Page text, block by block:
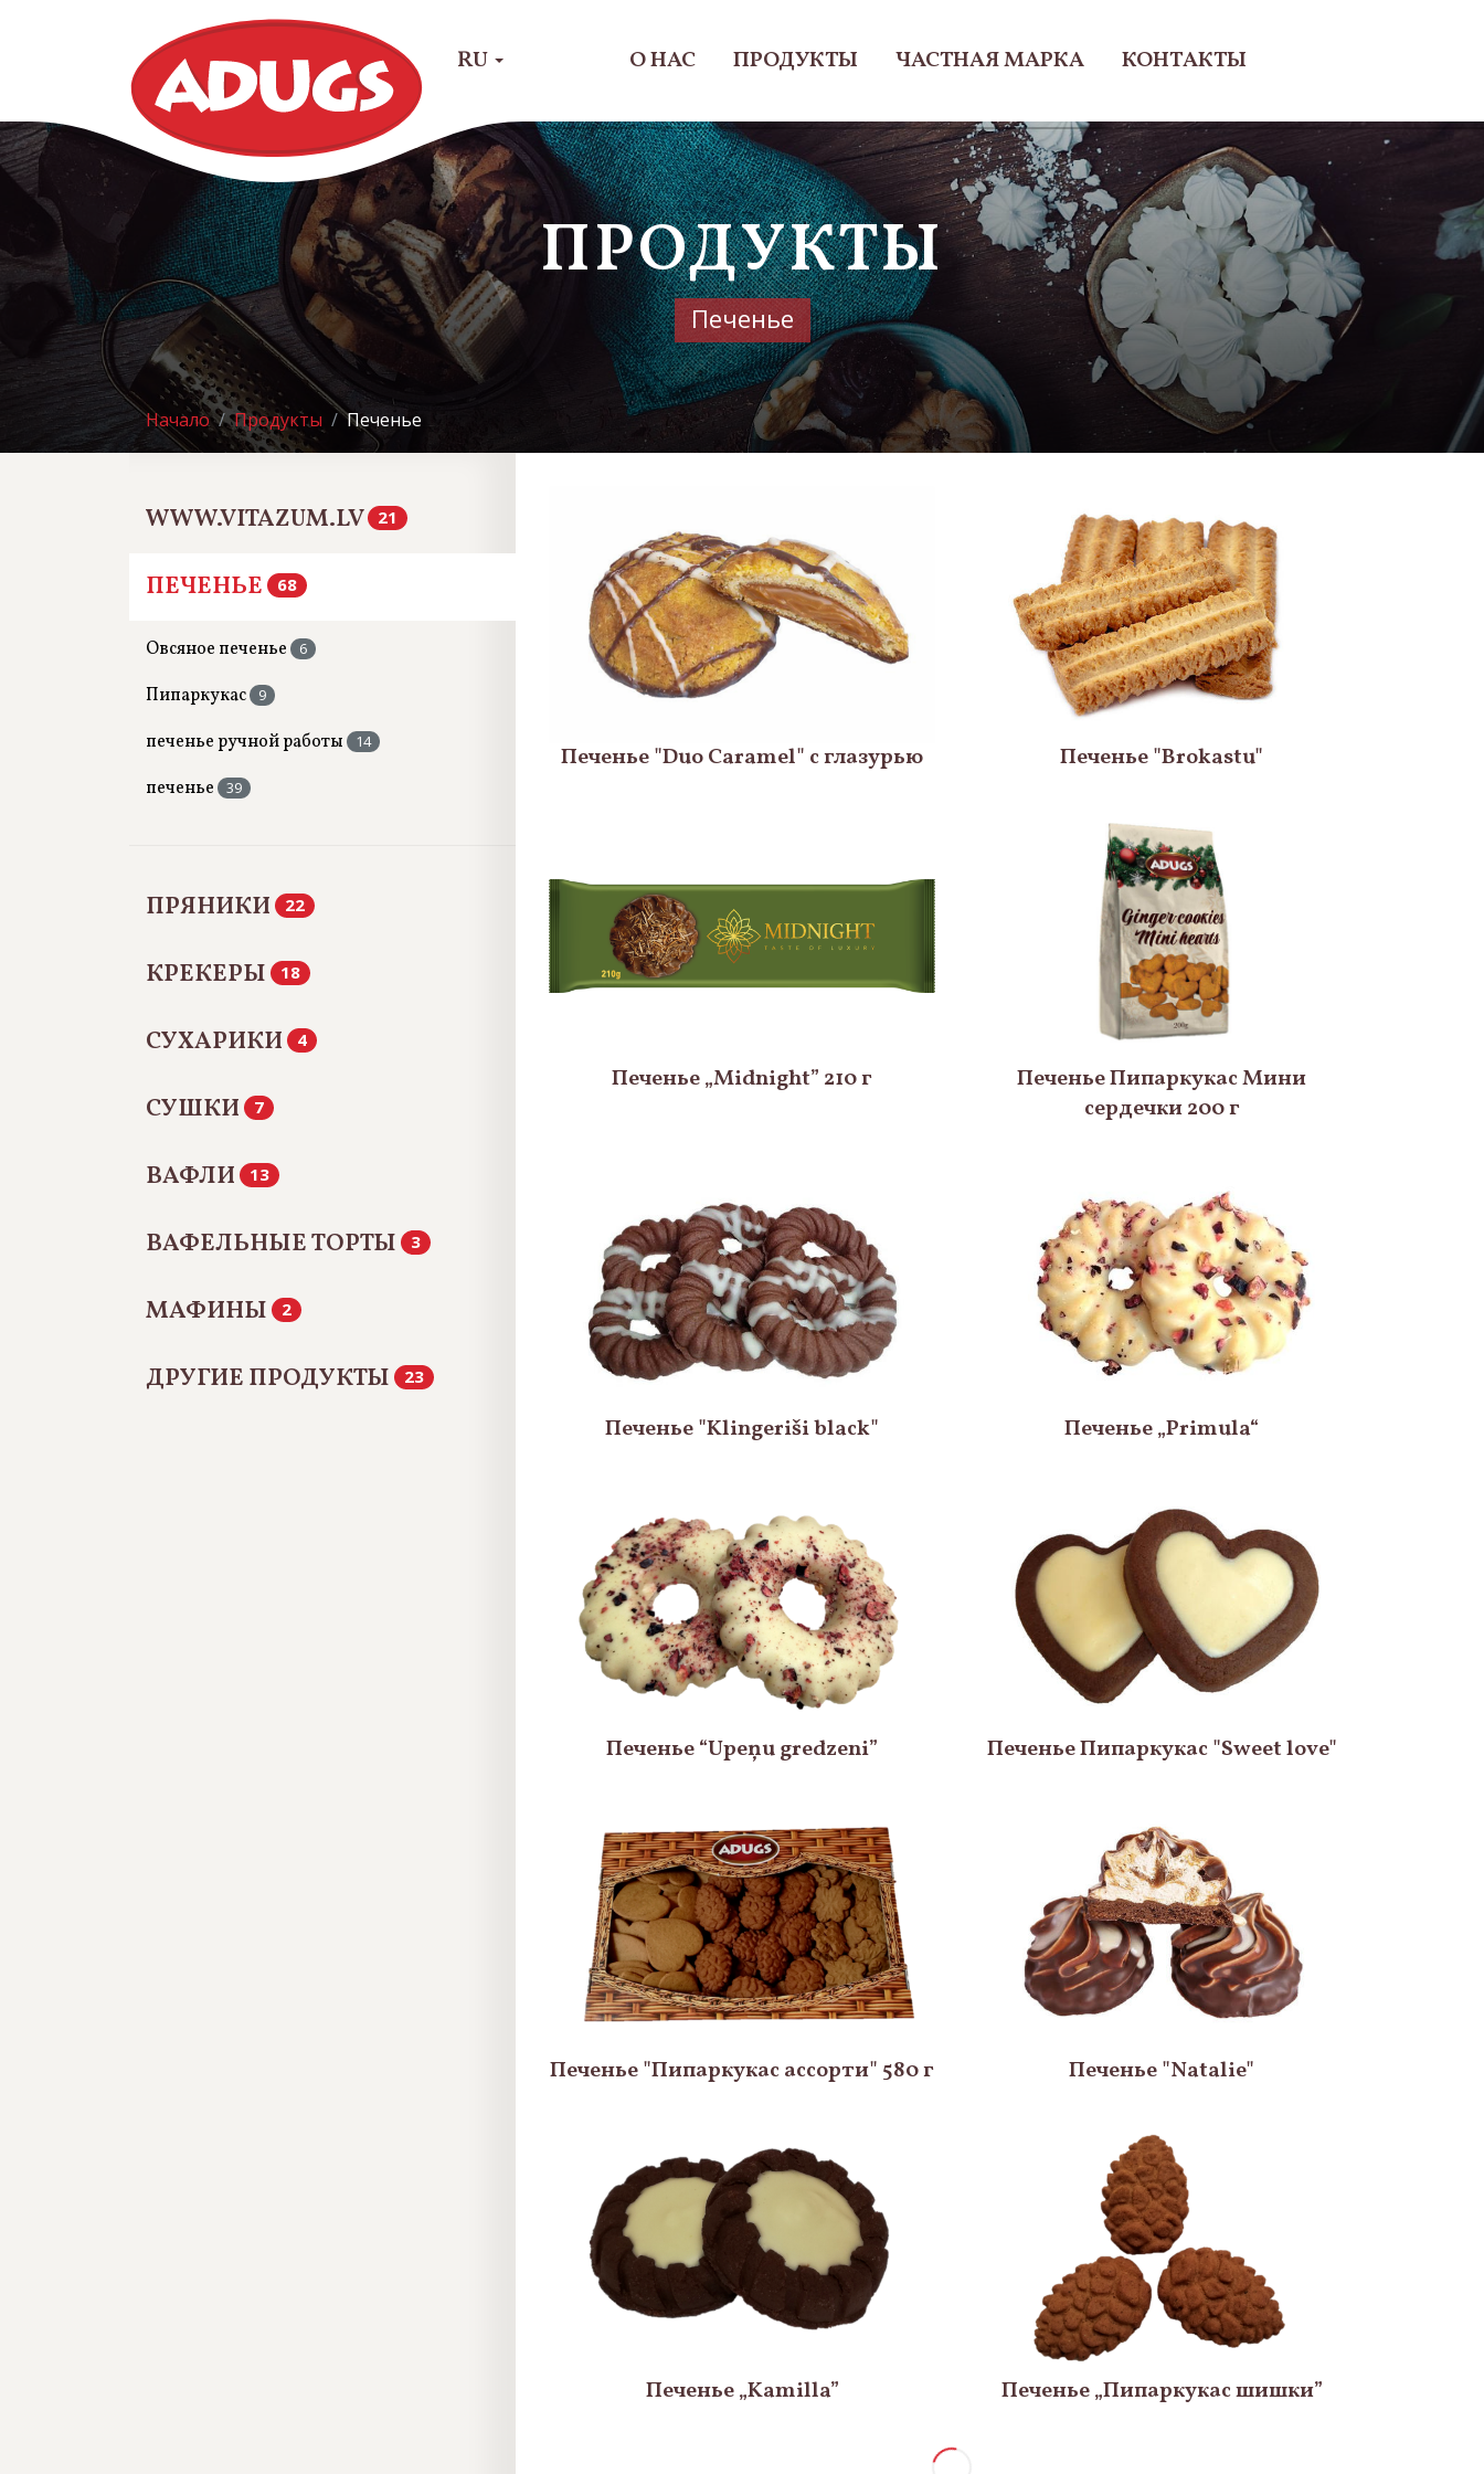
RU О НАС ПРОДУКТЫ ЧАСТНАЯ МАРКА КОНТАКТЫ
ПРОДУКТЫ
Печенье
Начало Продукты Печенье
WWW.VITAZUM.LV 21
ПЕЧЕНЬЕ 68
Овсяное печенье 6
Пипаркукас 9
печенье ручной работы 14
печенье 39
ПРЯНИКИ 22
КРЕКЕРЫ 18
СУХАРИКИ 4
СУШКИ 7
ВАФЛИ 13
ВАФЕЛЬНЫЕ ТОРТЫ 3
МАФИНЫ 2
ДРУГИЕ ПРОДУКТЫ 23
Печенье "Duo Caramel" с глазурью Печенье "Brokastu"
Печенье „Midnight” 210 г
Печенье Пипаркукас Мини
сердечки 200 г
Печенье "Klingeriši black" Печенье „Primula“
Печенье “Upeņu gredzeni” Печенье Пипаркукас "Sweet love"
Печенье "Пипаркукас ассорти" 580 г Печенье "Natalie"
Печенье „Kamilla” Печенье „Пипаркукас шишки”